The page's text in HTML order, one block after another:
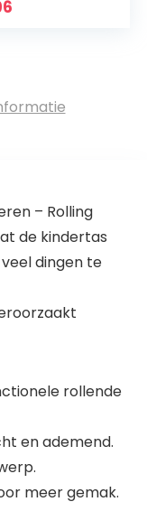
geschikt
– Rolling
de kindertas
dingen te
rollende
en ademend.
meer gemak.